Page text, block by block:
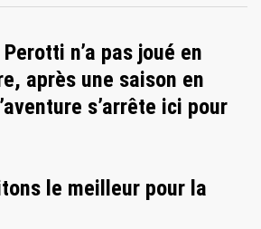
n’a pas joué en
après une saison en
s’arrête ici pour
le meilleur pour la